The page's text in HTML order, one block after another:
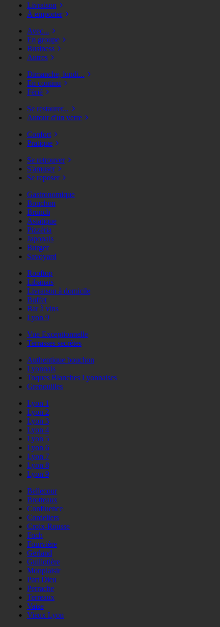
Livraison
À emporter
Avec...
En groupe
Business
Autres
Dimanche, lundi...
En continu
Férié
Se restaurer...
Autour d'un verre
Confort
Pratique
Se retrouver
S'amuser
Se reposer
Gastronomique
Bouchon
Brunch
Asiatique
Pizzéria
Japonais
Burger
Savoyard
Rooftop
Libanais
Livraison à domicile
Buffet
Bar à vins
Lyon 9
Vue Exceptionnelle
Terrasses secrètes
Authentique bouchon
Lyonnais
Toques Blanches Lyonnaises
Grenouilles
Lyon 1
Lyon 2
Lyon 3
Lyon 4
Lyon 5
Lyon 6
Lyon 7
Lyon 8
Lyon 9
Bellecour
Brotteaux
Confluence
Cordeliers
Croix-Rousse
Foch
Fourvière
Gerland
Guillotière
Monplaisir
Part Dieu
Perrache
Terreaux
Vaise
Vieux Lyon